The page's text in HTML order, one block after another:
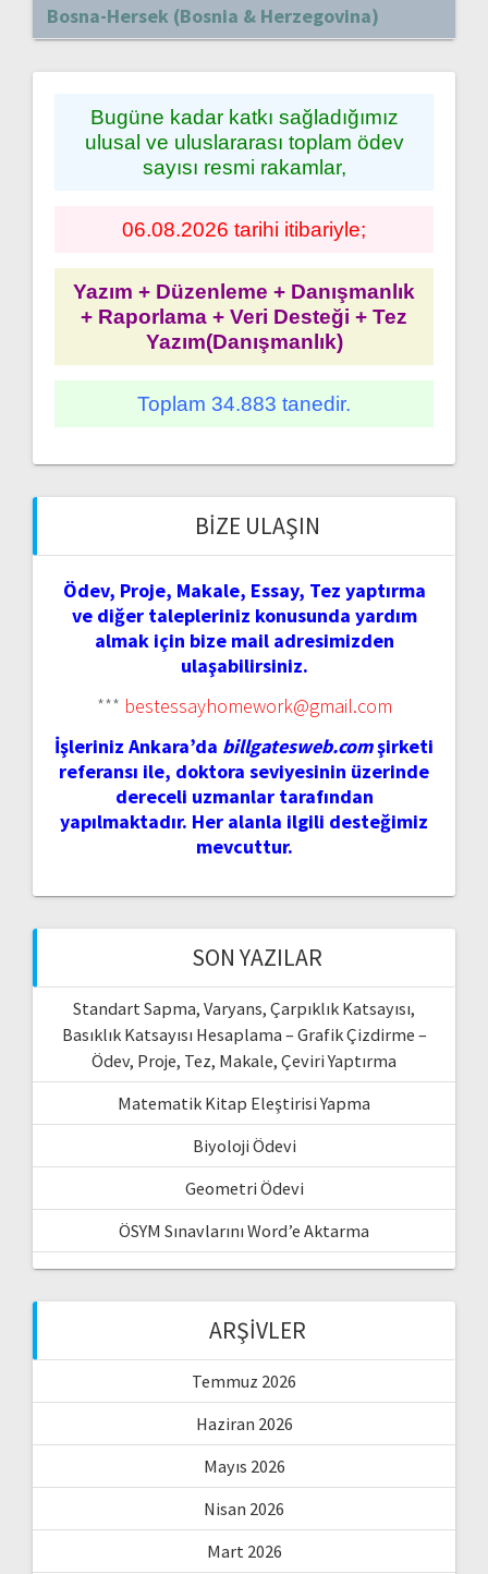
Bosna-Hersek (Bosnia & Herzegovina)
Bugüne kadar katkı sağladığımız
ulusal ve uluslararası toplam ödev
sayısı resmi rakamlar,
06.08.2026 tarihi itibariyle;
Yazım + Düzenleme + Danışmanlık
+ Raporlama + Veri Desteği + Tez
Yazım(Danışmanlık)
Toplam 34.883 tanedir.
BIZE ULAŞIN
Ödev, Proje, Makale, Essay, Tez yaptırma
ve diğer talepleriniz konusunda yardım
almak için bize mail adresimizden
ulaşabilirsiniz.
*** bestessayhomework@gmail.com
İşleriniz Ankara’da billgatesweb.comşirketi
referansı ile, doktora seviyesinin üzerinde
dereceli uzmanlar tarafından
yapılmaktadır. Her alanla ilgili desteğimiz
mevcuttur.
SON YAZILAR
Standart Sapma, Varyans, Çarpıklık Katsayısı,
Basıklık Katsayısı Hesaplama – Grafik Çizdirme –
Ödev, Proje, Tez, Makale, Çeviri Yaptırma
Matematik Kitap Eleştirisi Yapma
Biyoloji Ödevi
Geometri Ödevi
ÖSYM Sınavlarını Word’e Aktarma
ARŞIVLER
Temmuz 2026
Haziran 2026
Mayıs 2026
Nisan 2026
Mart 2026